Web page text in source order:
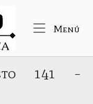
Menú
141 –